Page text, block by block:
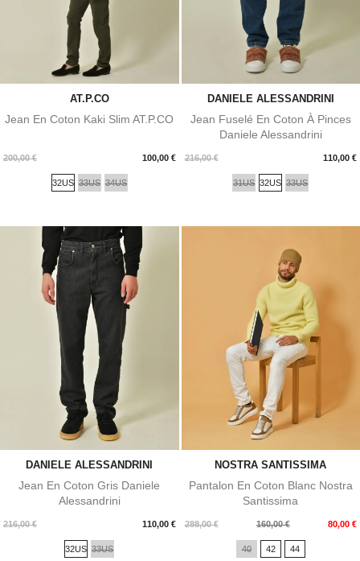
AT.P.CO
Jean En Coton Kaki Slim AT.P.CO
200,00 € 100,00 €
Prix
32US 33US 34US
DANIELE ALESSANDRINI
Jean Fuselé En Coton À Pinces
Daniele Alessandrini
216,00 € 110,00 €
Prix
31US 32US 33US
DANIELE ALESSANDRINI
Jean En Coton Gris Daniele
Alessandrini
216,00 € 110,00 €
Prix
32US 33US
NOSTRA SANTISSIMA
Pantalon En Coton Blanc Nostra
Santissima
288,00 €
Prix
160,00 € 80,00 €
Prix
40 42 44